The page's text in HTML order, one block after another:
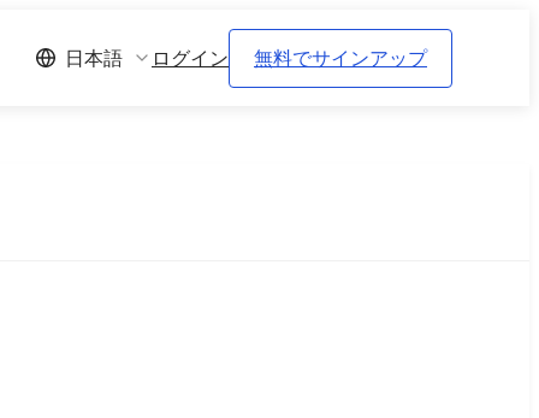
日本語 ログイン 無料でサインアップ